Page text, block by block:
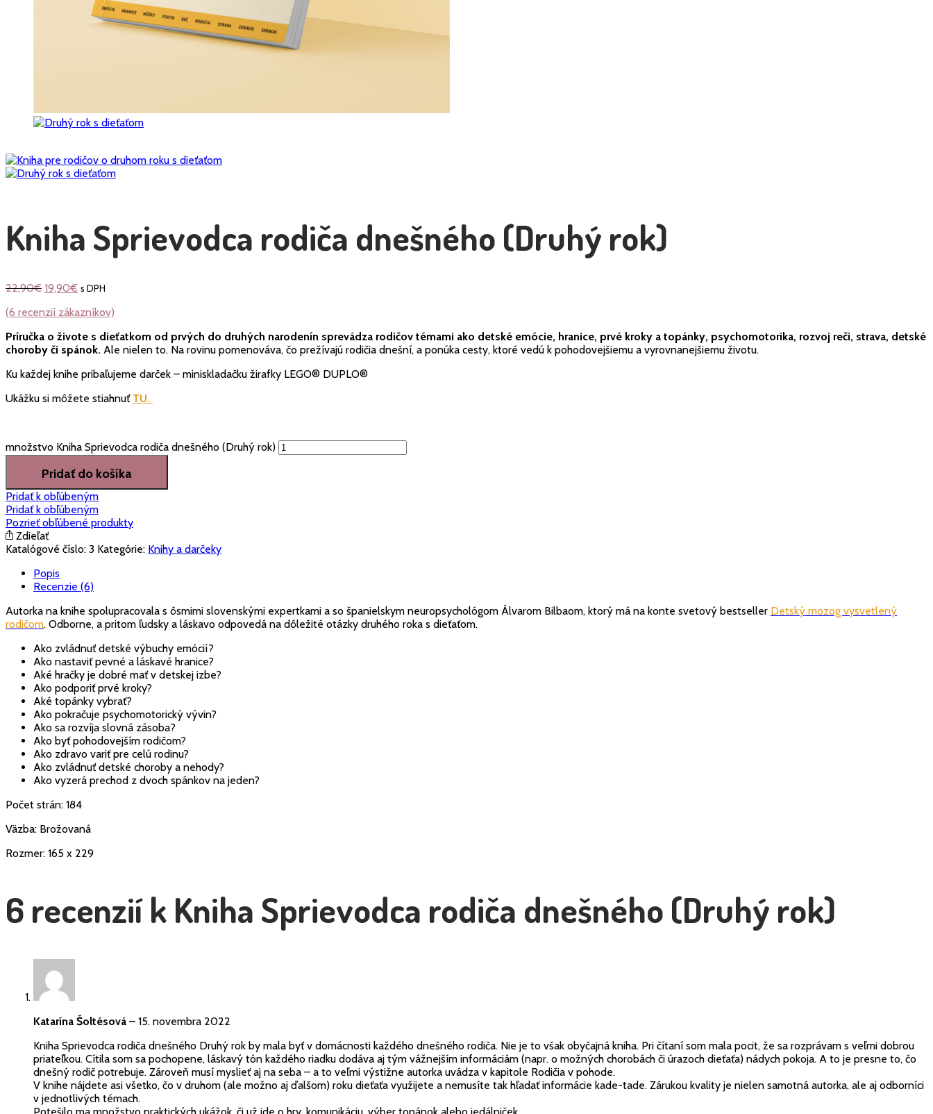
Kniha Sprievodca rodiča dnešného (Druhý rok)
22,90€ 19,90€ s DPH
(6 recenzií zákazníkov)
Príručka o živote s dieťatkom od prvých do druhých narodenín sprevádza rodičov témami ako detské emócie, hranice, prvé kroky a topánky, psychomotorika, rozvoj reči, strava, detské
choroby či spánok. Ale nielen to. Na rovinu pomenováva, čo prežívajú rodičia dnešní, a ponúka cesty, ktoré vedú k pohodovejšiemu a vyrovnanejšiemu životu.
Ku každej knihe pribaľujeme darček – miniskladačku žirafky LEGO® DUPLO®
Ukážku si môžete stiahnuť TU.
množstvo Kniha Sprievodca rodiča dnešného (Druhý rok)
Pridať do košíka
Pridať k obľúbeným
Pridať k obľúbeným
Pozrieť obľúbené produkty
Zdieľať
Katalógové číslo: 3 Kategórie: Knihy a darčeky
Popis
Recenzie (6)
Autorka na knihe spolupracovala s ôsmimi slovenskými expertkami a so španielskym neuropsychológom Álvarom Bilbaom, ktorý má na konte svetový bestseller Detský mozog vysvetlený
rodičom. Odborne, a pritom ľudsky a láskavo odpovedá na dôležité otázky druhého roka s dieťaťom.
Ako zvládnuť detské výbuchy emócií?
Ako nastaviť pevné a láskavé hranice?
Aké hračky je dobré mať v detskej izbe?
Ako podporiť prvé kroky?
Aké topánky vybrať?
Ako pokračuje psychomotorický vývin?
Ako sa rozvíja slovná zásoba?
Ako byť pohodovejším rodičom?
Ako zdravo variť pre celú rodinu?
Ako zvládnuť detské choroby a nehody?
Ako vyzerá prechod z dvoch spánkov na jeden?
Počet strán: 184
Väzba: Brožovaná
Rozmer: 165 x 229
6 recenzií k Kniha Sprievodca rodiča dnešného (Druhý rok)
Katarína Šoltésová – 15. novembra 2022
Kniha Sprievodca rodiča dnešného Druhý rok by mala byť v domácnosti každého dnešného rodiča. Nie je to však obyčajná kniha. Pri čítaní som mala pocit, že sa rozprávam s veľmi dobrou
priateľkou. Cítila som sa pochopene, láskavý tón každého riadku dodáva aj tým vážnejším informáciám (napr. o možných chorobách či úrazoch dieťaťa) nádych pokoja. A to je presne to, čo
dnešný rodič potrebuje. Zároveň musí myslieť aj na seba – a to veľmi výstižne autorka uvádza v kapitole Rodičia v pohode.
V knihe nájdete asi všetko, čo v druhom (ale možno aj ďalšom) roku dieťaťa využijete a nemusíte tak hľadať informácie kade-tade. Zárukou kvality je nielen samotná autorka, ale aj odborníci
v jednotlivých témach.